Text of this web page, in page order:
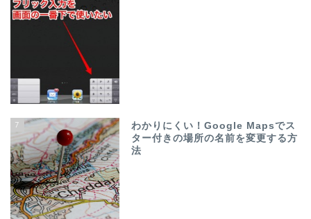
7
わかりにくい！Google Mapsでス
ター付きの場所の名前を変更する方
法